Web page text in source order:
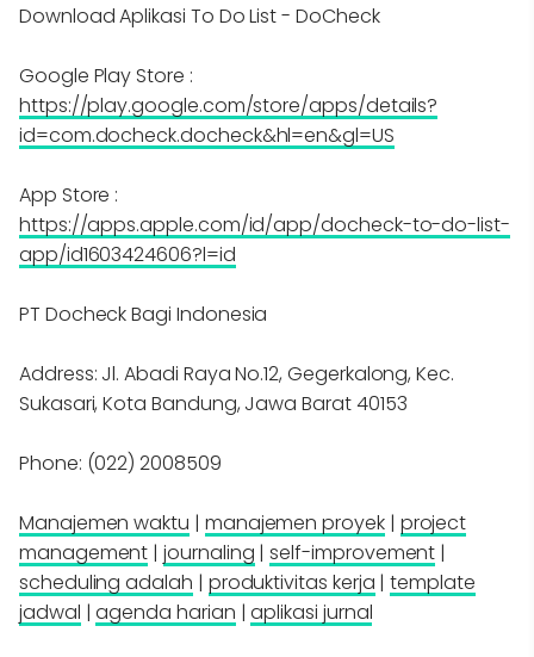
Download Aplikasi To Do List - DoCheck
Google Play Store :
https://play.google.com/store/apps/details?
id=com.docheck.docheck&hl=en&gl=US
App Store :
https://apps.apple.com/id/app/docheck-to-do-list-
app/id1603424606?l=id
PT Docheck Bagi Indonesia
Address: Jl. Abadi Raya No.12, Gegerkalong, Kec.
Sukasari, Kota Bandung, Jawa Barat 40153
Phone: (022) 2008509
Manajemen waktu | manajemen proyek| project
management |journaling |self-improvement |
scheduling adalah | produktivitas kerja |template
jadwal |agenda harian |aplikasi jurnal